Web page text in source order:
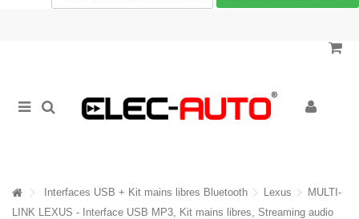
Interfaces USB + Kit mains libres Bluetooth Lexus
MULTI-
LINK LEXUS - Interface USB MP3, Kit mains libres, Streaming audio